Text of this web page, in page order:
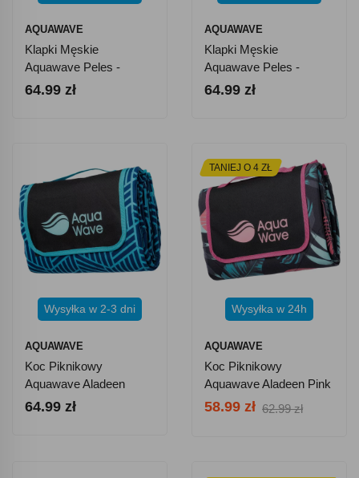
AQUAWAVE
Klapki Męskie
Aquawave Peles -
Limonkowe
64.99 zł
AQUAWAVE
Klapki Męskie
Aquawave Peles -
Niebieskie
64.99 zł
Wysyłka w 2-3 dni
AQUAWAVE
Koc Piknikowy
Aquawave Aladeen
Geometric 140 X 170
64.99 zł
TANIEJ O 4 ZŁ
Wysyłka w 24h
AQUAWAVE
Koc Piknikowy
Aquawave Aladeen Pink
Leaves 140 X 170 Cm
58.99 zł 62.99 zł